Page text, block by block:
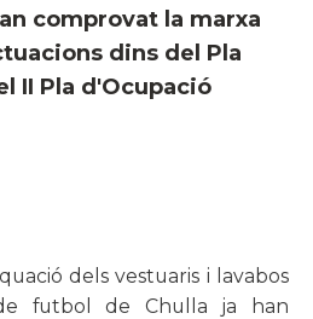
comprovat la marxa
dins del Pla
II Pla d'Ocupació
dels vestuaris i lavabos
futbol de Chulla ja han